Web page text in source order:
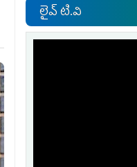
లైవ్ టి.వి